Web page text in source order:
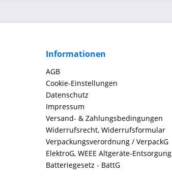
Informationen
AGB
Cookie-Einstellungen
Datenschutz
Impressum
Versand- & Zahlungsbedingungen
Widerrufsrecht, Widerrufsformular
Verpackungsverordnung / VerpackG
ElektroG, WEEE Altgeräte-Entsorgung
Batteriegesetz - BattG